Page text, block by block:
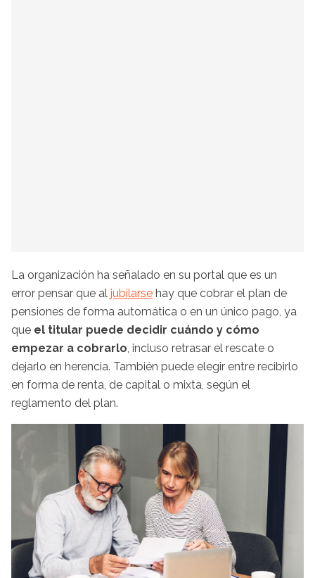
La organización ha señalado en su portal que es un
error pensar que al jubilarse hay que cobrar el plan de
pensiones de forma automática o en un único pago, ya
que el titular puede decidir cuándo y cómo
empezar a cobrarlo, incluso retrasar el rescate o
dejarlo en herencia. También puede elegir entre recibirlo
en forma de renta, de capital o mixta, según el
reglamento del plan.